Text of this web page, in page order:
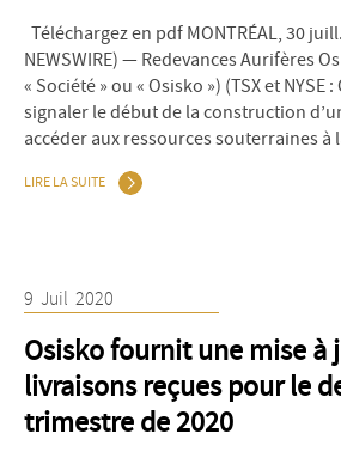
Téléchargez en pdf MONTRÉAL, 30
NEWSWIRE) — Redevances Aurifères
« Société » ou « Osisko ») (TSX et NYSE
signaler le début de la construction
accéder aux ressources souterraines à
LIRE LA SUITE
9 Juil 2020
Osisko fournit une mise à
livraisons reçues pour le
trimestre de 2020